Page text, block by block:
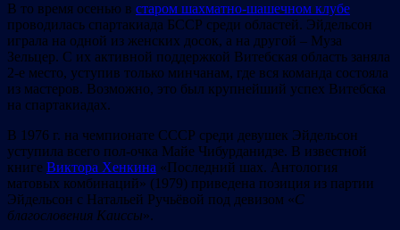
В то время осенью в старом шахматно-шашечном клубе
проводилась спартакиада БССР среди областей. Эйдельсон
играла на одной из женских досок, а на другой – Муза
Зельцер. С их активной поддержкой Витебская область заняла
2-е место, уступив только минчанам, где вся команда состояла
из мастеров. Возможно, это был крупнейший успех Витебска
на спартакиадах.
В 1976 г. на чемпионате СССР среди девушек Эйдельсон
уступила всего пол-очка Майе Чибурданидзе. В известной
книге Виктора Хенкина «Последний шах. Антология
матовых комбинаций» (1979) приведена позиция из партии
Эйдельсон с Натальей Ручьёвой под девизом «С
благословения Каиссы».